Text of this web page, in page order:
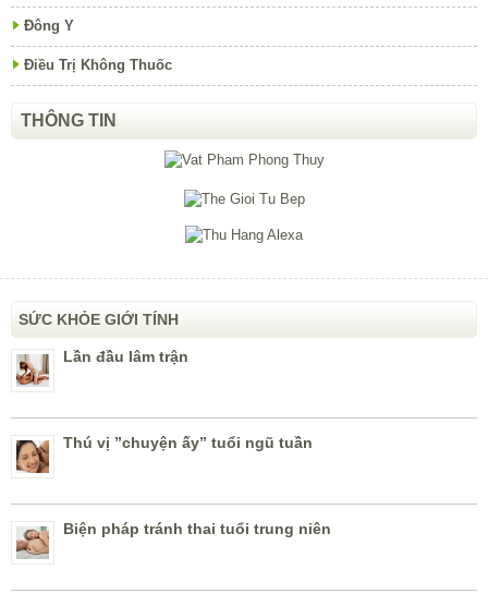
Đông Y
Điều Trị Không Thuốc
THÔNG TIN
SỨC KHỎE GIỚI TÍNH
Lần đầu lâm trận
Thú vị ”chuyện ấy” tuổi ngũ tuần
Biện pháp tránh thai tuổi trung niên